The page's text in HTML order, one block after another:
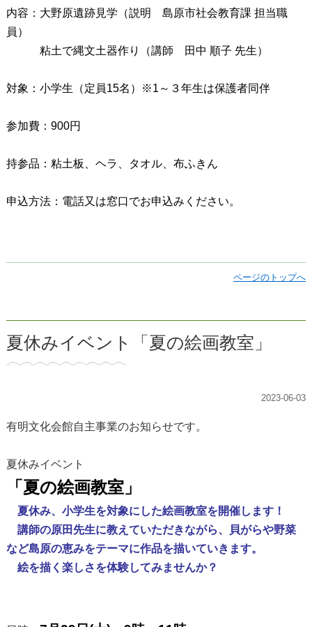
内容：大野原遺跡見学（説明 島原市社会教育課 担当職
員）
粘土で縄文土器作り（講師 田中 順子 先生）
対象：小学生（定員15名）※1～３年生は保護者同伴
参加費：900円
持参品：粘土板、ヘラ、タオル、布ふきん
申込方法：電話又は窓口でお申込みください。
ページのトップへ
夏休みイベント「夏の絵画教室」
2023-06-03
有明文化会館自主事業のお知らせです。
夏休みイベント
「夏の絵画教室」‍
夏休み、小学生を対象にした絵画教室を開催します！
講師の原田先生に教えていただきながら、
貝がらや野菜
など島原の恵みをテーマに作品を描いていきます。
絵を描く楽しさを体験してみませんか？